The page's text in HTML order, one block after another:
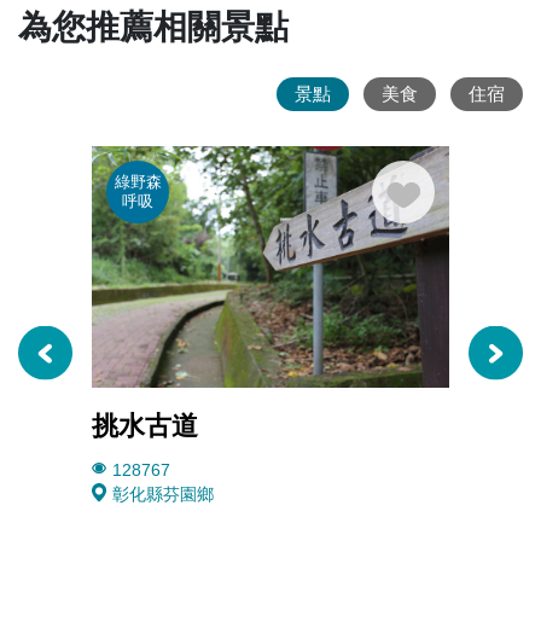
為您推薦相關景點
景點 美食 住宿
綠野森
呼吸
挑水古道
128767
彰化縣芬園鄉